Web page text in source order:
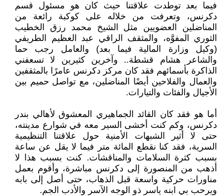
فيما بعد توطدت علاقتنا حيث كان هو مسئول قسم
دكرنس، وتعرفت من خلاله على كوكبة رائعة من
المناضلين العضويين مثل الشيخ محمد رزق الخطيب
الثوري المفوَّه، والمثقف الراقي عبد العظيم الطريفي
(وكيل وزارة المالية فيما بعد) والعامل رجب حما
والشاعر هشام قشطة.. وآخرين كثيرين لا تسعفني
الذاكرة بأسمائهم فقد كان مركز دكرنس عامرًا بالمثقفين
والعمال والفلاحين أيضًا المناضلين، مع تواصل حميم بين
الأجيال والفئات والتيارات.
أما هو فقد كان القائد الجماهيري المعشوق لأهالي بندر
دكرنس، وكم كنت أخشى السير معه في شوارع مدينته،
حتى لا أثير الشبهات الأمنية حول علاقتنا التنظيمية
السرية، فقد كنا نقطع المائة متر فيما لا يقل عن ساعة
بسبب كثرة السلامات والمناقشات. كنت بسبب هذا لا
أذهب من المنصورة إلى دكرنس مباشرة، وأقوم بعمل
مناورات حركية واسعة قبل الذهاب، حتى أصل إلى بابه
ويرحب بي ابنه ياسر ذو الوجه الآسر والأدب الجم.